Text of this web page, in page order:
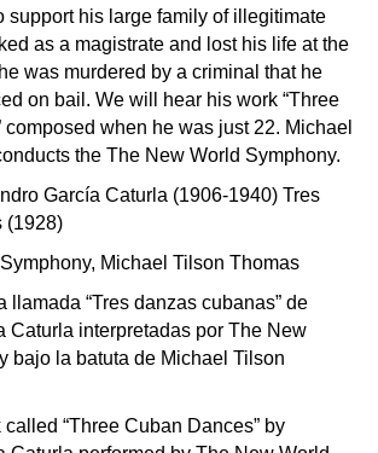
support his large family of illegitimate
as a magistrate and lost his life at the
was murdered by a criminal that he
on bail. We will hear his work “Three
composed when he was just 22. Michael
the The New World Symphony.
García Caturla (1906-1940) Tres
(1928)
Michael Tilson Thomas
llamada “Tres danzas cubanas” de
Caturla interpretadas por The New
bajo la batuta de Michael Tilson
“Three Cuban Dances” by